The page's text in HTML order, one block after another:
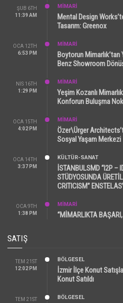
ŞUB 6TH
11:39 AM
MİMARİ
Mental Design
Tasarım: Greenox
OCA 12TH
6:53 PM
MİMARİ
Boytorun Mimarlık’tan
Benz Showroom
NIS 16TH
1:29 PM
MİMARİ
Yeşim Kozanlı
Konforun Buluşma
OCA 15TH
4:02 PM
MİMARİ
Özer\Ürger
Sosyal Yaşam Merkezi
OCA 14TH
3:37 PM
KÜLTÜR-SANAT
İSTANBULSMD “I2P –
STÜDYOSUNDA
CRITICISM”
OCA 9TH
1:38 PM
MİMARİ
“MİMARLIKTA
SATIŞ
TEM 21ST
12:02 PM
BÖLGESEL
İzmir İlçe Konut
Konut Satıldı
TEM 21ST
BÖLGESEL